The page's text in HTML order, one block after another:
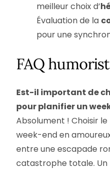
meilleur choix d’
Évaluation de la
pour une
FAQ
Est-il important de
pour planifier un
Absolument ! Choisir
week-end en
entre une escapade
catastrophe totale.